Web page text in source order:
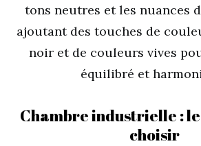
tons neutres et les nuances
ajoutant des touches de
noir et de couleurs vives
équilibré et
Chambre industrielle :
choisir